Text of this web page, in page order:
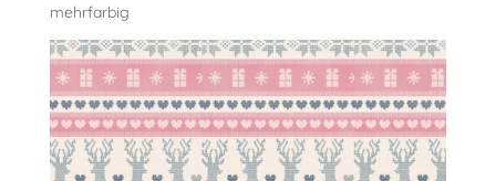
mehrfarbig